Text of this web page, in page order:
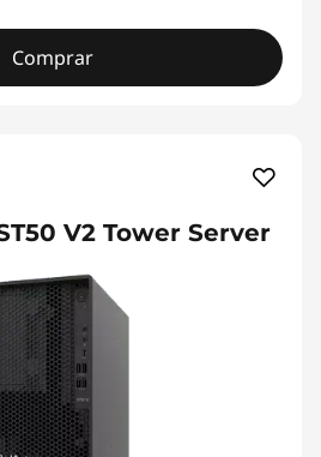
Comprar
V2 Tower Server